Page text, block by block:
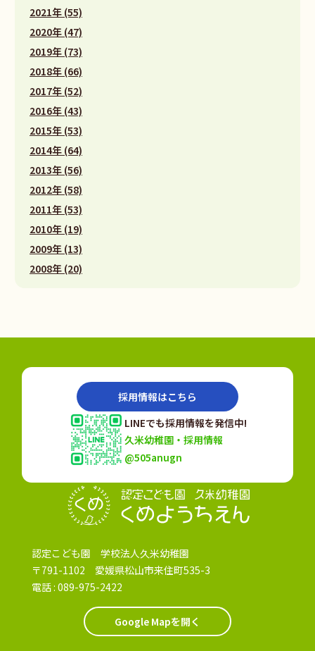
2021年 (55)
2020年 (47)
2019年 (73)
2018年 (66)
2017年 (52)
2016年 (43)
2015年 (53)
2014年 (64)
2013年 (56)
2012年 (58)
2011年 (53)
2010年 (19)
2009年 (13)
2008年 (20)
認定こども園 学校法人久米幼稚園
〒791-1102 愛媛県松山市来住町535-3
電話 : 089-975-2422
Google Mapを開く
採用情報はこちら
LINEでも採用情報を発信中!
久米幼稚園・採用情報
@505anugn